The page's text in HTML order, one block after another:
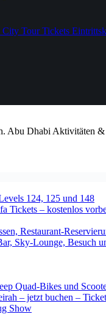
Tour Tickets
Abu Dhabi Aktivitäten
124, 125 und 148
Tickets – kostenlos
Restaurant-
Sky-Lounge, Besuch
Quad-Bikes und
– jetzt buchen –
Show